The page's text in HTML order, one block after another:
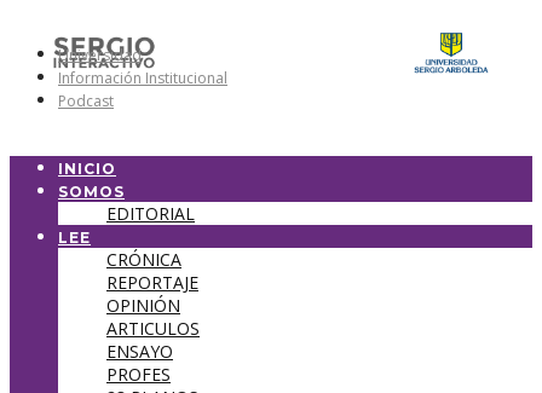
Universidad
Información Institucional
Podcast
INICIO
SOMOS
EDITORIAL
LEE
CRÓNICA
REPORTAJE
OPINIÓN
ARTICULOS
ENSAYO
PROFES